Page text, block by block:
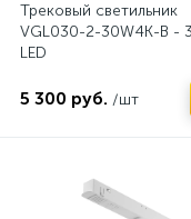
Трековый светильник
VGL030-2-30W4K-B -
LED
5 300 руб. /шт